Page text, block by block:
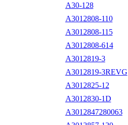
A30-128
A3012808-110
A3012808-115
A3012808-614
A3012819-3
A3012819-3REVG
A3012825-12
A3012830-1D
A3012847280063